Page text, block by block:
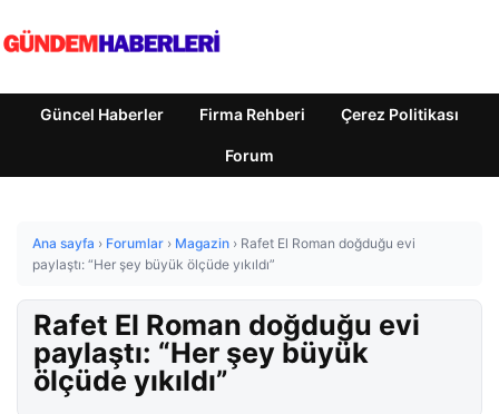
Güncel Haberler Firma Rehberi Çerez Politikası
Forum
Ana sayfa › Forumlar › Magazin › Rafet El Roman doğduğu evi
paylaştı: “Her şey büyük ölçüde yıkıldı”
Rafet El Roman doğduğu evi
paylaştı: “Her şey büyük
ölçüde yıkıldı”